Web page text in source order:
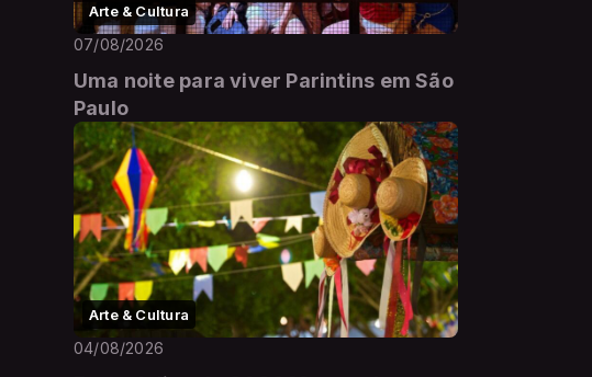
Arte & Cultura
07/08/2026
Uma noite para viver Parintins em São
Paulo
Arte & Cultura
04/08/2026